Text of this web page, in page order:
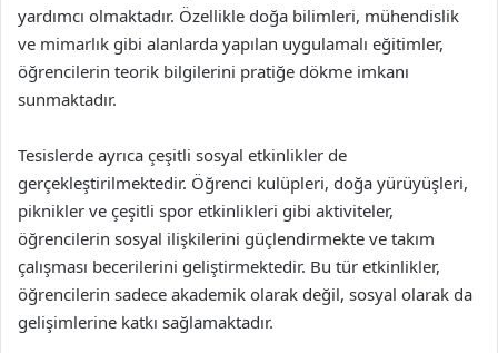
yardımcı olmaktadır. Özellikle doğa bilimleri, mühendislik
ve mimarlık gibi alanlarda yapılan uygulamalı eğitimler,
öğrencilerin teorik bilgilerini pratiğe dökme imkanı
sunmaktadır.
Tesislerde ayrıca çeşitli sosyal etkinlikler de
gerçekleştirilmektedir. Öğrenci kulüpleri, doğa yürüyüşleri,
piknikler ve çeşitli spor etkinlikleri gibi aktiviteler,
öğrencilerin sosyal ilişkilerini güçlendirmekte ve takım
çalışması becerilerini geliştirmektedir. Bu tür etkinlikler,
öğrencilerin sadece akademik olarak değil, sosyal olarak da
gelişimlerine katkı sağlamaktadır.